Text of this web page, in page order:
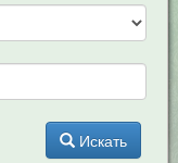
Искать